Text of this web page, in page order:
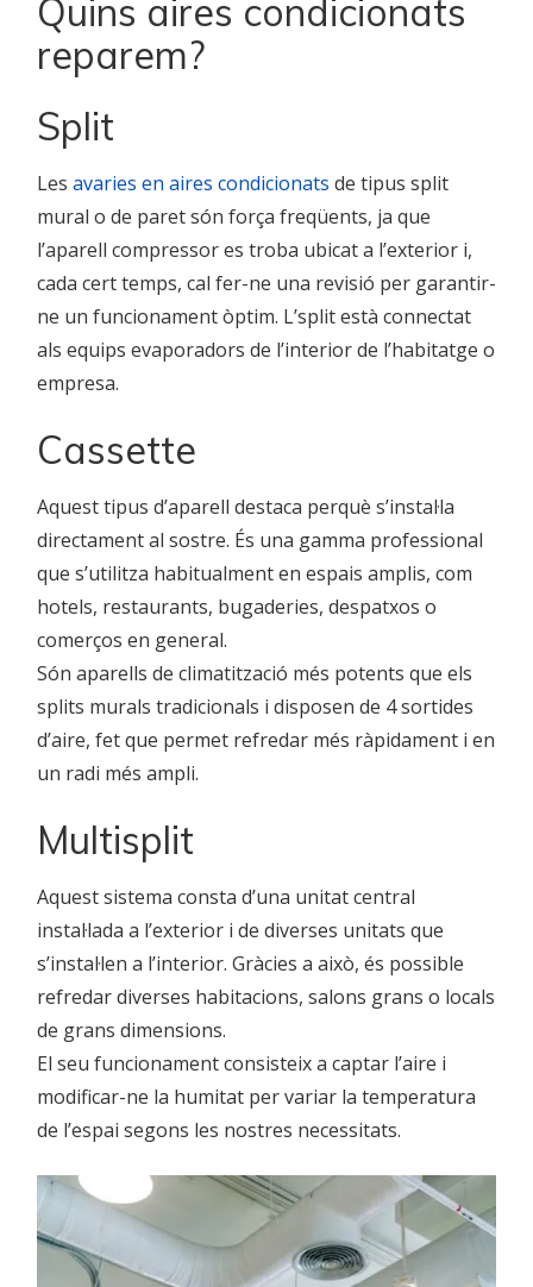
Quins aires condicionats
reparem?
Split
Les avaries en aires condicionats de tipus split
mural o de paret són força freqüents, ja que
l’aparell compressor es troba ubicat a l’exterior i,
cada cert temps, cal fer-ne una revisió per garantir-
ne un funcionament òptim. L’split està connectat
als equips evaporadors de l’interior de l’habitatge o
empresa.
Cassette
Aquest tipus d’aparell destaca perquè s’instal·la
directament al sostre. És una gamma professional
que s’utilitza habitualment en espais amplis, com
hotels, restaurants, bugaderies, despatxos o
comerços en general.
Són aparells de climatització més potents que els
splits murals tradicionals i disposen de 4 sortides
d’aire, fet que permet refredar més ràpidament i en
un radi més ampli.
Multisplit
Aquest sistema consta d’una unitat central
instal·lada a l’exterior i de diverses unitats que
s’instal·len a l’interior. Gràcies a això, és possible
refredar diverses habitacions, salons grans o locals
de grans dimensions.
El seu funcionament consisteix a captar l’aire i
modificar-ne la humitat per variar la temperatura
de l’espai segons les nostres necessitats.